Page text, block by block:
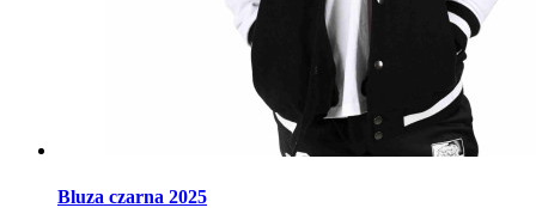
Bluza czarna 2025